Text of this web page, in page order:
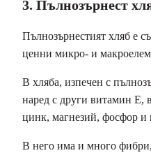
3. Пълнозърнест
Пълнозърнестият хляб е
ценни микро- и
В хляба, изпечен с
наред с други витамин Е,
цинк, магнезий, фосфор и
В него има и много фибри,